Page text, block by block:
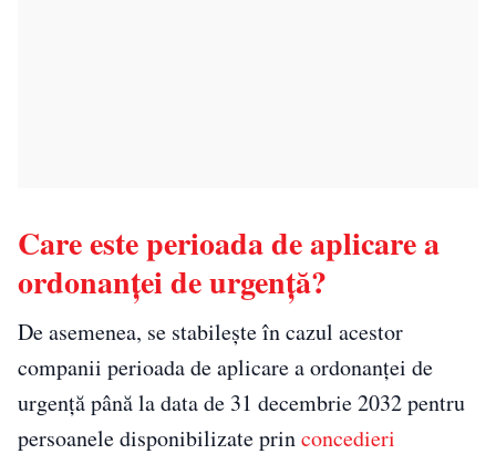
Care este perioada de aplicare a
ordonanței de urgență?
De asemenea, se stabilește în cazul acestor
companii perioada de aplicare a ordonanței de
urgență până la data de 31 decembrie 2032 pentru
persoanele disponibilizate princoncedieri